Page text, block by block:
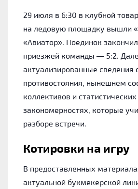
29 июля в 6:30 в клубной
на ледовую площадку вышли
«Авиатор». Поединок
приезжей команды — 5:2.
актуализированные сведения
противостояния, нынешнем
коллективов и статистических
закономерностях, которые
разборе встречи.
Котировки на игру
В предоставленных
актуальной букмекерской